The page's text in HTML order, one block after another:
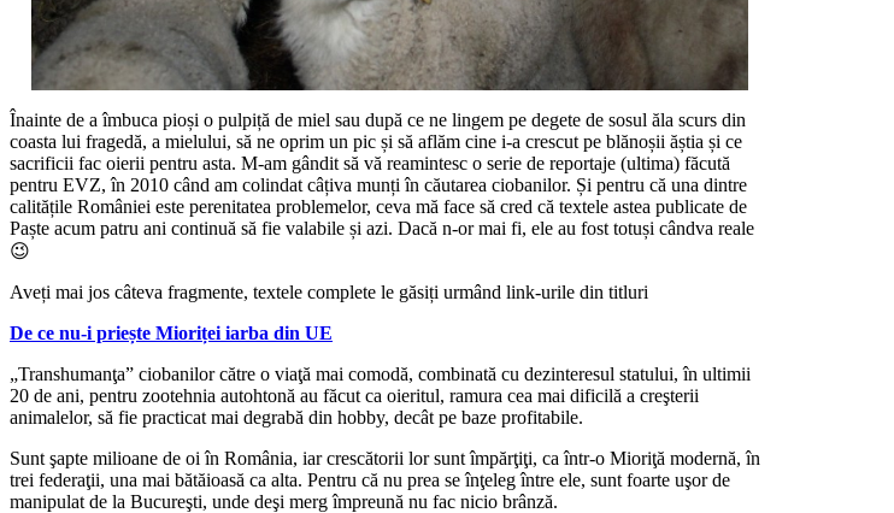
Înainte de a îmbuca pioși o pulpiță de miel sau după ce ne lingem pe degete de sosul ăla scurs din
coasta lui fragedă, a mielului, să ne oprim un pic și să aflăm cine i-a crescut pe blănoșii ăștia și ce
sacrificii fac oierii pentru asta. M-am gândit să vă reamintesc o serie de reportaje (ultima) făcută
pentru EVZ, în 2010 când am colindat câțiva munți în căutarea ciobanilor. Și pentru că una dintre
calitățile României este perenitatea problemelor, ceva mă face să cred că textele astea publicate de
Paște acum patru ani continuă să fie valabile și azi. Dacă n-or mai fi, ele au fost totuși cândva reale
😉
Aveți mai jos câteva fragmente, textele complete le găsiți urmând link-urile din titluri
De ce nu-i priește Mioriței iarba din UE
„Transhumanţa” ciobanilor către o viaţă mai comodă, combinată cu dezinteresul statului, în ultimii
20 de ani, pentru zootehnia autohtonă au făcut ca oieritul, ramura cea mai dificilă a creşterii
animalelor, să fie practicat mai degrabă din hobby, decât pe baze profitabile.
Sunt şapte milioane de oi în România, iar crescătorii lor sunt împărţiţi, ca într-o Mioriţă modernă, în
trei federaţii, una mai bătăioasă ca alta. Pentru că nu prea se înţeleg între ele, sunt foarte uşor de
manipulat de la Bucureşti, unde deşi merg împreună nu fac nicio brânză.